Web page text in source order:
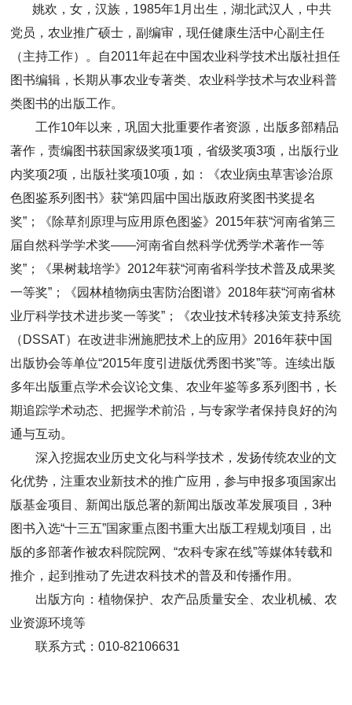
姚欢，女，汉族，1985年1月出生，湖北武汉人，中共
党员，农业推广硕士，副编审，现任健康生活中心副主任
（主持工作）。自2011年起在中国农业科学技术出版社担任
图书编辑，长期从事农业专著类、农业科学技术与农业科普
类图书的出版工作。
工作10年以来，巩固大批重要作者资源，出版多部精品
著作，责编图书获国家级奖项1项，省级奖项3项，出版行业
内奖项2项，出版社奖项10项，如：《农业病虫草害诊治原
色图鉴系列图书》获“第四届中国出版政府奖图书奖提名
奖”；《除草剂原理与应用原色图鉴》2015年获“河南省第三
届自然科学学术奖——河南省自然科学优秀学术著作一等
奖”；《果树栽培学》2012年获“河南省科学技术普及成果奖
一等奖”；《园林植物病虫害防治图谱》2018年获“河南省林
业厅科学技术进步奖一等奖”；《农业技术转移决策支持系统
（DSSAT）在改进非洲施肥技术上的应用》2016年获中国
出版协会等单位“2015年度引进版优秀图书奖”等。连续出版
多年出版重点学术会议论文集、农业年鉴等多系列图书，长
期追踪学术动态、把握学术前沿，与专家学者保持良好的沟
通与互动。
深入挖掘农业历史文化与科学技术，发扬传统农业的文
化优势，注重农业新技术的推广应用，参与申报多项国家出
版基金项目、新闻出版总署的新闻出版改革发展项目，3种
图书入选“十三五”国家重点图书重大出版工程规划项目，出
版的多部著作被农科院院网、“农科专家在线”等媒体转载和
推介，起到推动了先进农科技术的普及和传播作用。
出版方向：植物保护、农产品质量安全、农业机械、农
业资源环境等
联系方式：010-82106631